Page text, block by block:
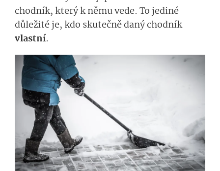
chodník, který k němu vede. To jediné
důležité je, kdo skutečně daný chodník
vlastní.